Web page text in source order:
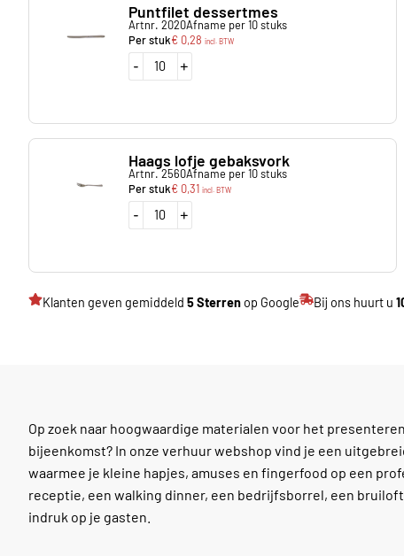
Puntfilet dessertmes
Artnr. 2020Afname per 10 stuks
Per stuk€ 0,28 incl. BTW
- +
Haags lofje gebaksvork
Artnr. 2560Afname per 10 stuks
Per stuk€ 0,31 incl. BTW
- +
Klanten geven gemiddeld 5 Sterren op Google Bij ons huurt u
Op zoek naar hoogwaardige materialen voor het
bijeenkomst? In onze verhuur webshop vind je een
waarmee je kleine hapjes, amuses en fingerfood op een
receptie, een walking dinner, een bedrijfsborrel, een
indruk op je gasten.